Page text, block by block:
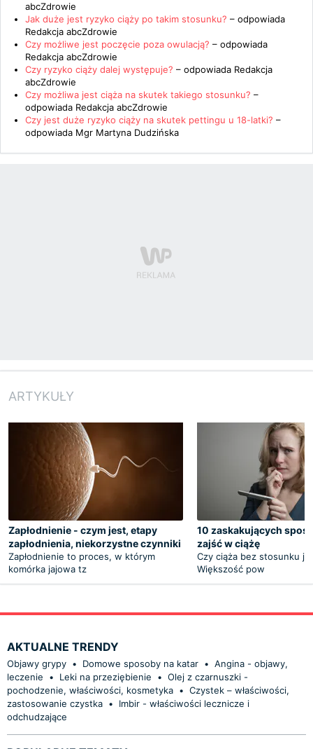
abcZdrowie
Jak duże jest ryzyko ciąży po takim stosunku? – odpowiada
Redakcja abcZdrowie
Czy możliwe jest poczęcie poza owulacją? – odpowiada
Redakcja abcZdrowie
Czy ryzyko ciąży dalej występuje? – odpowiada Redakcja
abcZdrowie
Czy możliwa jest ciąża na skutek takiego stosunku? –
odpowiada Redakcja abcZdrowie
Czy jest duże ryzyko ciąży na skutek pettingu u 18-latki? –
odpowiada Mgr Martyna Dudzińska
ARTYKUŁY
Zapłodnienie - czym jest, etapy
zapłodnienia, niekorzystne czynniki
Zapłodnienie to proces, w którym
komórka jajowa tz
10 zaskakujących
zajść w ciążę
Czy ciąża bez stosunku
Większość pow
AKTUALNE TRENDY
Objawy grypy • Domowe sposoby na katar • Angina - objawy,
leczenie
• Leki na przeziębienie • Olej z czarnuszki -
pochodzenie, właściwości, kosmetyka • Czystek – właściwości,
zastosowanie czystka •
Imbir - właściwości lecznicze i
odchudzające